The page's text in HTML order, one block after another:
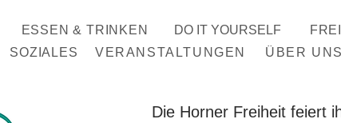
DO IT YOURSELF
ESSEN & TRINKEN
SOZIALES
VERANSTALTUNGEN ÜBER UNS
Die Horner Freiheit feiert